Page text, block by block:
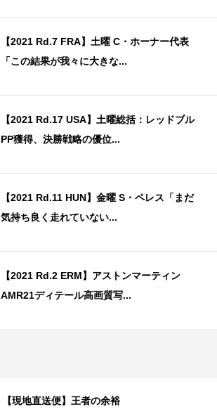
【2021 Rd.7 FRA】土曜 C・ホーナー代表
「この結果が我々に大きな...
【2021 Rd.17 USA】土曜総括：レッドブル
PP獲得、決勝戦略の優位...
【2021 Rd.11 HUN】金曜 S・ペレス「まだ
気持ち良く走れていない...
【2021 Rd.2 ERM】アストンマーティン
AMR21ディテール高画質写...
【現地直送便】王者の余裕